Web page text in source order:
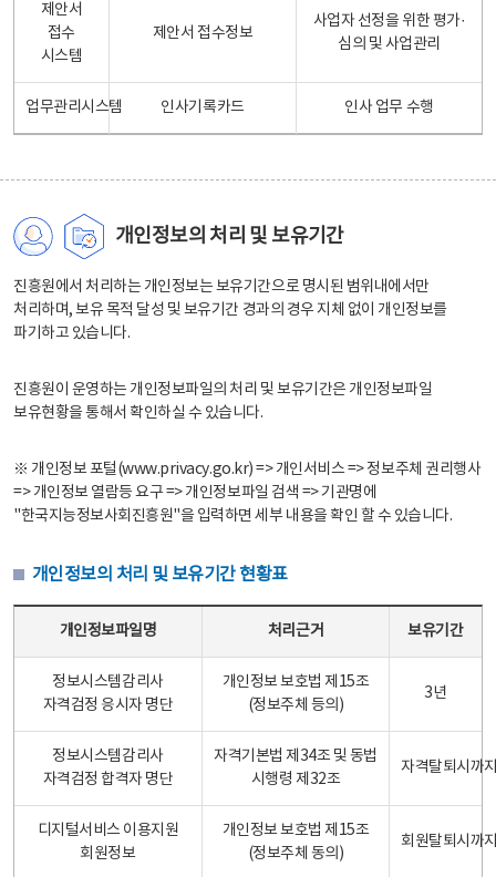
제안서
접수
시스템
제안서 접수정보
사업자 선정을 위한 평가·
심의 및 사업관리
업무관리시스템 인사기록카드 인사 업무 수행
개인정보의 처리 및 보유기간
진흥원에서 처리하는 개인정보는 보유기간으로 명시된 범위내에서만
처리하며, 보유 목적 달성 및 보유기간 경과의 경우 지체 없이 개인정보를
파기하고 있습니다.
진흥원이 운영하는 개인정보파일의 처리 및 보유기간은 개인정보파일
보유현황을 통해서 확인하실 수 있습니다.
※ 개인정보 포털(www.privacy.go.kr) => 개인서비스 => 정보주체 권리행사
=> 개인정보 열람등 요구 => 개인정보파일 검색 => 기관명에
"한국지능정보사회진흥원"을 입력하면 세부 내용을 확인 할 수 있습니다.
개인정보의 처리 및 보유기간 현황표
개인정보파일명 처리근거 보유기간
정보시스템감리사
자격검정 응시자 명단
개인정보 보호법 제15조
(정보주체 등의)
3년
정보시스템감리사
자격검정 합격자 명단
자격기본법 제34조 및 동법
시행령 제32조
자격탈퇴시까
디지털서비스 이용지원
회원정보
개인정보 보호법 제15조
(정보주체 동의)
회원탈퇴시까